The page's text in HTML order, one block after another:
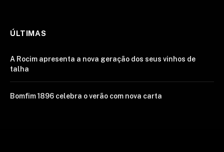
ÚLTIMAS
A Rocim apresenta a nova geração dos seus vinhos de
talha
Bomfim 1896 celebra o verão com nova carta